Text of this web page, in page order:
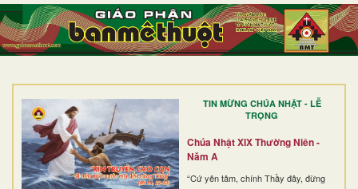
TIN MỪNG CHÚA NHẬT - LỄ
TRỌNG
Chúa Nhật XIX Thường Niên -
Năm A
“Cứ yên tâm, chính Thầy đây, đừng
TRANG NHẤT
GIỚI THIỆU
DÒNG TU
BAN MỤC VỤ
ĐOÀN THỂ CG